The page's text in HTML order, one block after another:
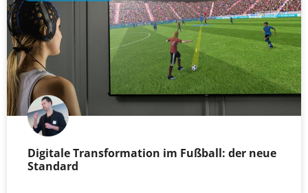
Digitale Transformation im Fußball: der neue
Standard